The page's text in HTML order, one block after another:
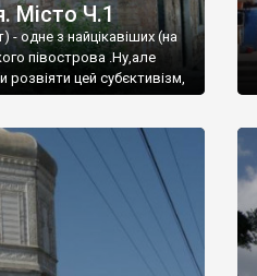
Місто Ч.1
- одне з найцікавіших (на
півострова .Ну,але
цей субєктивізм,